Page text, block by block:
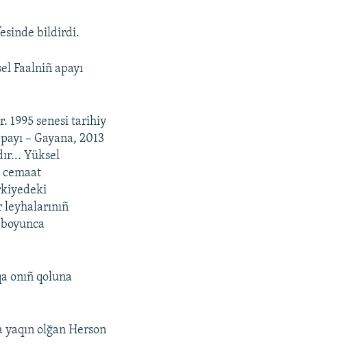
bildirdi.
Faalniñ apayı
1995 senesi tarihiy
– Gayana, 2013
Yüksel
cemaat
onıñ qoluna
olğan Herson